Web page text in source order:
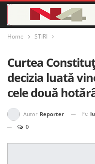
Home STIRI
Curtea
decizia luată
cele două
Autor Reporter Pe
0